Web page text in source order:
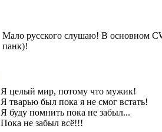
Мало русского слушаю! В основном
панк)!
Я целый мир, потому что мужик!
Я тварью был пока я не смог встать!
Я буду помнить пока не забыл...
Пока не забыл всё!!!